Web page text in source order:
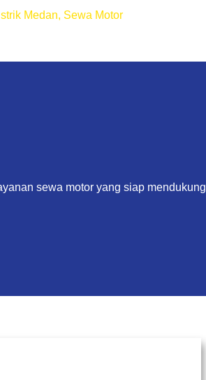
Medan, Sewa Motor
sewa motor yang siap mendukung